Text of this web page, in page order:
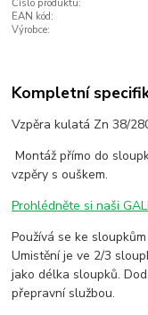
Číslo produktu:
EAN kód:
Výrobce:
Kompletní
Vzpěra kulatá Zn 38/
Montáž přímo do
vzpěry s ouškem.
Prohlédněte si naši
Používá se ke
Umistění je ve 2/3
jako délka sloupků.
přepravní službou.